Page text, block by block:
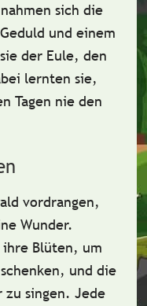
sich die
und einem
der Eule, den
lernten sie,
Tagen nie den
vordrangen,
Wunder.
Blüten, um
und die
zu singen. Jede